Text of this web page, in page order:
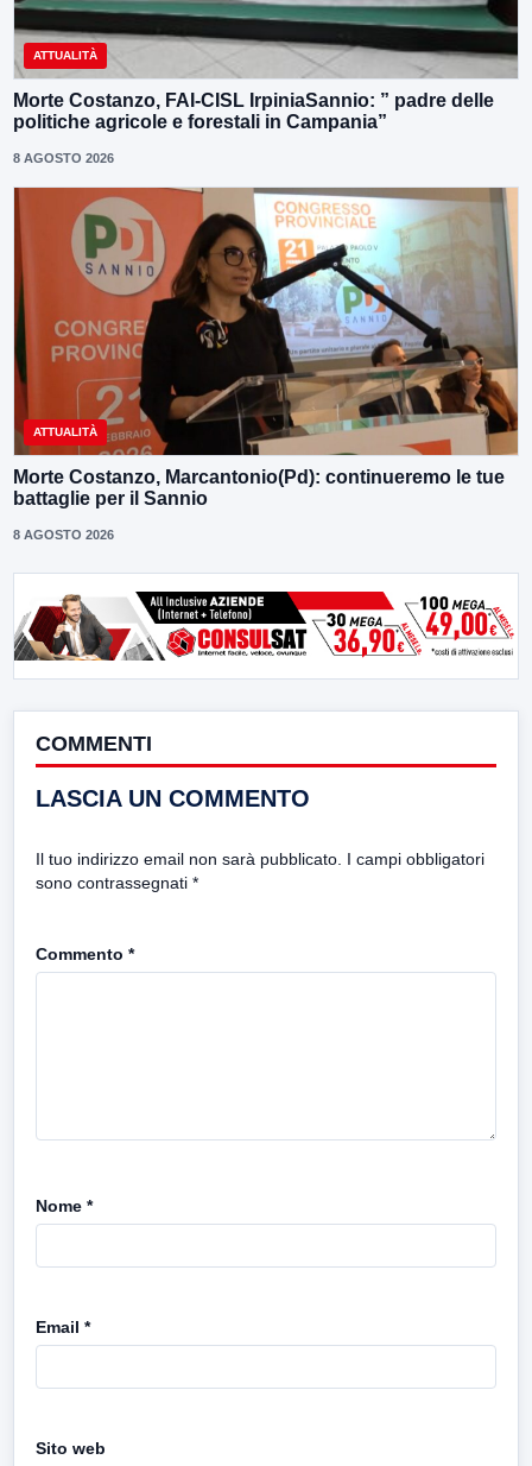
ATTUALITÀ
Morte Costanzo, FAI-CISL IrpiniaSannio: ” padre delle
politiche agricole e forestali in Campania”
8 AGOSTO 2026
ATTUALITÀ
Morte Costanzo, Marcantonio(Pd): continueremo le tue
battaglie per il Sannio
8 AGOSTO 2026
COMMENTI
LASCIA UN COMMENTO
Il tuo indirizzo email non sarà pubblicato. I campi obbligatori
sono contrassegnati *
Commento *
Nome *
Email *
Sito web